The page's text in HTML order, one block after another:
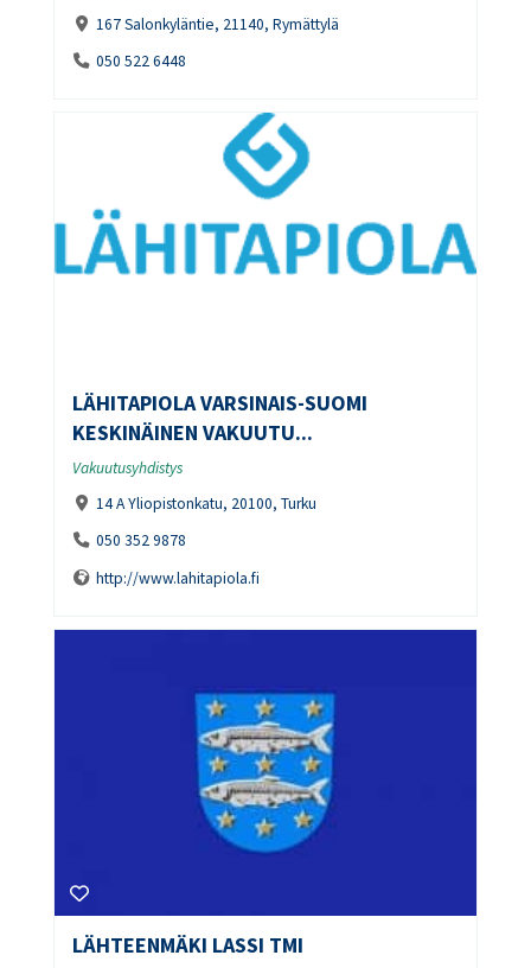
167 Salonkyläntie, 21140, Rymättylä
050 522 6448
LÄHITAPIOLA VARSINAIS-SUOMI
KESKINÄINEN VAKUUTU...
Vakuutusyhdistys
14 A Yliopistonkatu, 20100, Turku
050 352 9878
http://www.lahitapiola.fi
LÄHTEENMÄKI LASSI TMI